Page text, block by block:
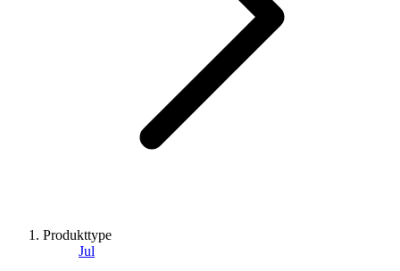
Produkttype
Jul